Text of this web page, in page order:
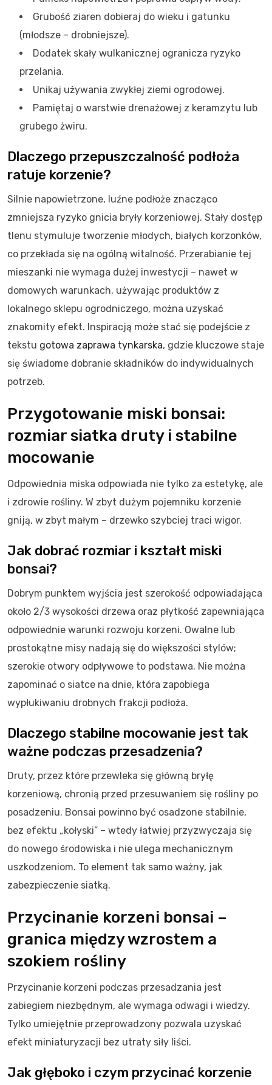
Grubość ziaren dobieraj do wieku i gatunku
(młodsze – drobniejsze).
Dodatek skały wulkanicznej ogranicza ryzyko
przelania.
Unikaj używania zwykłej ziemi ogrodowej.
Pamiętaj o warstwie drenażowej z keramzytu lub
grubego żwiru.
Dlaczego przepuszczalność podłoża
ratuje korzenie?
Silnie napowietrzone, luźne podłoże znacząco
zmniejsza ryzyko gnicia bryły korzeniowej. Stały dostęp
tlenu stymuluje tworzenie młodych, białych korzonków,
co przekłada się na ogólną witalność. Przerabianie tej
mieszanki nie wymaga dużej inwestycji – nawet w
domowych warunkach, używając produktów z
lokalnego sklepu ogrodniczego, można uzyskać
znakomity efekt. Inspiracją może stać się podejście z
tekstu gotowa zaprawa tynkarska, gdzie kluczowe staje
się świadome dobranie składników do indywidualnych
potrzeb.
Przygotowanie miski bonsai:
rozmiar siatka druty i stabilne
mocowanie
Odpowiednia miska odpowiada nie tylko za estetykę, ale
i zdrowie rośliny. W zbyt dużym pojemniku korzenie
gniją, w zbyt małym – drzewko szybciej traci wigor.
Jak dobrać rozmiar i kształt miski
bonsai?
Dobrym punktem wyjścia jest szerokość odpowiadająca
około 2/3 wysokości drzewa oraz płytkość zapewniająca
odpowiednie warunki rozwoju korzeni. Owalne lub
prostokątne misy nadają się do większości stylów;
szerokie otwory odpływowe to podstawa. Nie można
zapominać o siatce na dnie, która zapobiega
wypłukiwaniu drobnych frakcji podłoża.
Dlaczego stabilne mocowanie jest tak
ważne podczas przesadzenia?
Druty, przez które przewleka się główną bryłę
korzeniową, chronią przed przesuwaniem się rośliny po
posadzeniu. Bonsai powinno być osadzone stabilnie,
bez efektu „kołyski” – wtedy łatwiej przyzwyczaja się
do nowego środowiska i nie ulega mechanicznym
uszkodzeniom. To element tak samo ważny, jak
zabezpieczenie siatką.
Przycinanie korzeni bonsai –
granica między wzrostem a
szokiem rośliny
Przycinanie korzeni podczas przesadzania jest
zabiegiem niezbędnym, ale wymaga odwagi i wiedzy.
Tylko umiejętnie przeprowadzony pozwala uzyskać
efekt miniaturyzacji bez utraty siły liści.
Jak głęboko i czym przycinać korzenie